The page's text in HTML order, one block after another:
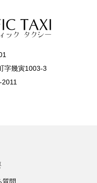
字幾寅1003-3
質問